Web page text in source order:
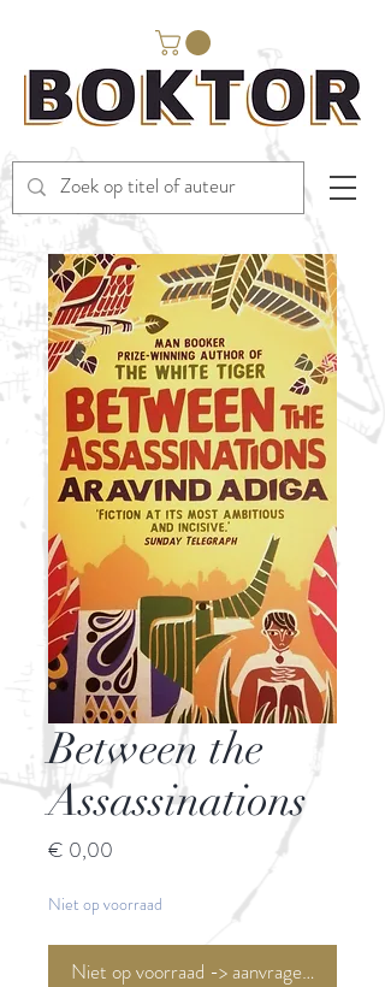
Between the
Assassinations
€ 0,00
Niet op voorraad
Niet op voorraad -> aanvragen <-